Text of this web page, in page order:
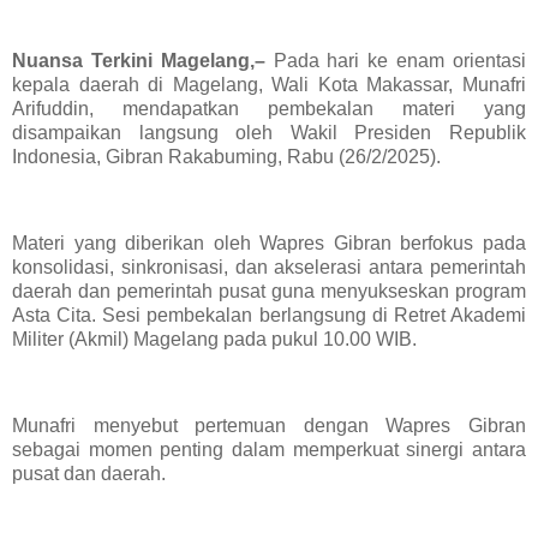
Nuansa Terkini Magelang,– Pada hari ke enam orientasi
kepala daerah di Magelang, Wali Kota Makassar, Munafri
Arifuddin, mendapatkan pembekalan materi yang
disampaikan langsung oleh Wakil Presiden Republik
Indonesia, Gibran Rakabuming, Rabu (26/2/2025).
Materi yang diberikan oleh Wapres Gibran berfokus pada
konsolidasi, sinkronisasi, dan akselerasi antara pemerintah
daerah dan pemerintah pusat guna menyukseskan program
Asta Cita. Sesi pembekalan berlangsung di Retret Akademi
Militer (Akmil) Magelang pada pukul 10.00 WIB.
Munafri menyebut pertemuan dengan Wapres Gibran
sebagai momen penting dalam memperkuat sinergi antara
pusat dan daerah.